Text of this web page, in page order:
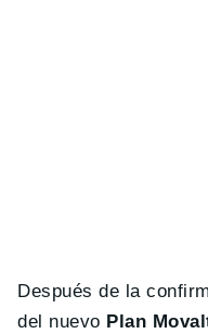
Después de la
del nuevo Plan